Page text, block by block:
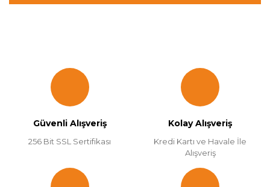
Güvenli Alışveriş
256 Bit SSL Sertifikası
Kolay Alışveriş
Kredi Kartı ve Havale İle
Alışveriş